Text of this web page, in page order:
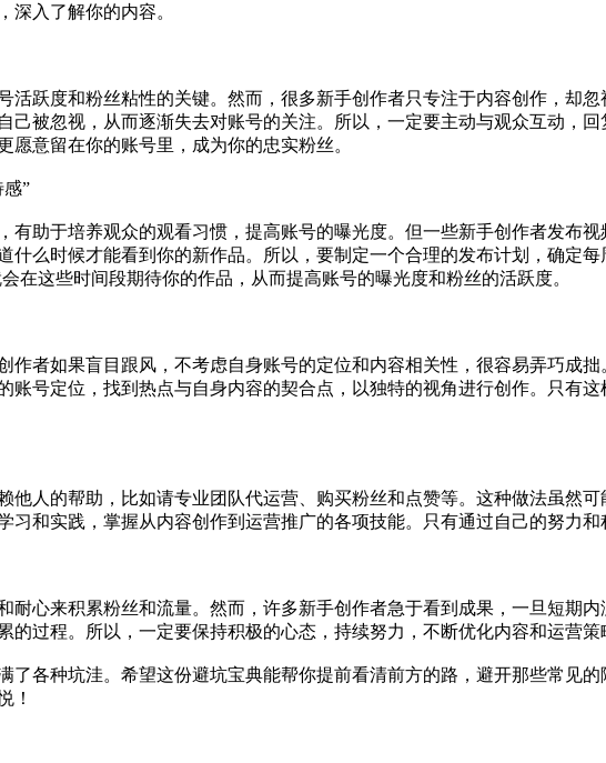
深入了解你的内容。
活跃度和粉丝粘性的关键。然而，很多新手创作者只专注于内容创作，却
己被忽视，从而逐渐失去对账号的关注。所以，一定要主动与观众互动，
意留在你的账号里，成为你的忠实粉丝。
”
有助于培养观众的观看习惯，提高账号的曝光度。但一些新手创作者发布
什么时候才能看到你的新作品。所以，要制定一个合理的发布计划，确定
在这些时间段期待你的作品，从而提高账号的曝光度和粉丝的活跃度。
作者如果盲目跟风，不考虑自身账号的定位和内容相关性，很容易弄巧成
账号定位，找到热点与自身内容的契合点，以独特的视角进行创作。只有
他人的帮助，比如请专业团队代运营、购买粉丝和点赞等。这种做法虽然
习和实践，掌握从内容创作到运营推广的各项技能。只有通过自己的努力
耐心来积累粉丝和流量。然而，许多新手创作者急于看到成果，一旦短期
的过程。所以，一定要保持积极的心态，持续努力，不断优化内容和运营
了各种坑洼。希望这份避坑宝典能帮你提前看清前方的路，避开那些常见
！